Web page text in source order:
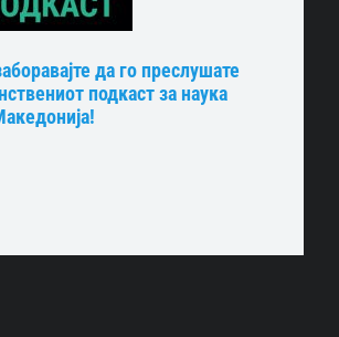
да го преслушате
подкаст за наука